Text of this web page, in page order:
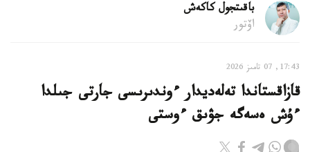
باقىتجول كاكەش
اۆتور
17:43, 07 تامىز 2026
قازاقستاندا تەلەديدار ءوندىرىسى جارتى جىلدا
ءۇش ەسەگە جۋىق ءوستى